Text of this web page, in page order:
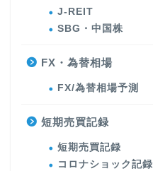
J-REIT
SBG・中国株
FX・為替相場
FX/為替相場予測
短期売買記録
短期売買記録
コロナショック記録